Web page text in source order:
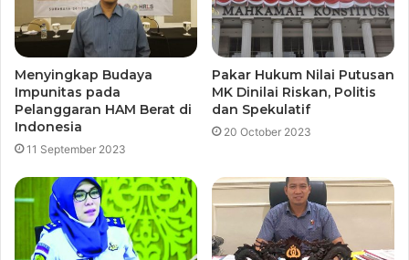
Menyingkap Budaya
Impunitas pada
Pelanggaran HAM Berat di
Indonesia
11 September 2023
Pakar Hukum Nilai Putusan
MK Dinilai Riskan, Politis
dan Spekulatif
20 October 2023